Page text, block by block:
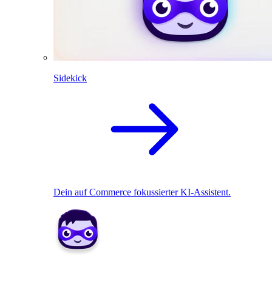
Sidekick
Dein auf Commerce fokussierter KI-Assistent.